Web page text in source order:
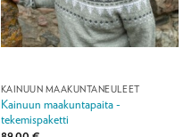
KAINUUN MAAKUNTANEULEET
Kainuun maakuntapaita -
tekemispaketti